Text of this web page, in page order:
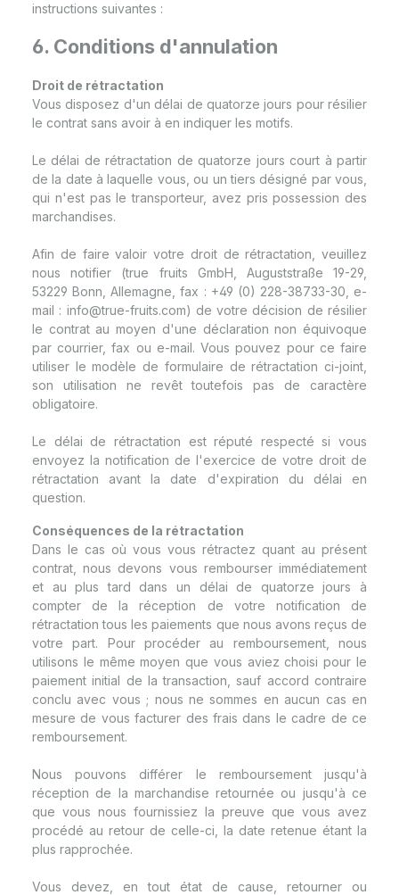
instructions suivantes :
6. Conditions d'annulation
Droit de rétractation
Vous disposez d'un délai de quatorze jours pour résilier
le contrat sans avoir à en indiquer les motifs.
Le délai de rétractation de quatorze jours court à partir
de la date à laquelle vous, ou un tiers désigné par vous,
qui n'est pas le transporteur, avez pris possession des
marchandises.
Afin de faire valoir votre droit de rétractation, veuillez
nous notifier (true fruits GmbH, Auguststraße 19-29,
53229 Bonn, Allemagne, fax : +49 (0) 228-38733-30, e-
mail : info@true-fruits.com) de votre décision de résilier
le contrat au moyen d'une déclaration non équivoque
par courrier, fax ou e-mail. Vous pouvez pour ce faire
utiliser le modèle de formulaire de rétractation ci-joint,
son utilisation ne revêt toutefois pas de caractère
obligatoire.
Le délai de rétractation est réputé respecté si vous
envoyez la notification de l'exercice de votre droit de
rétractation avant la date d'expiration du délai en
question.
Conséquences de la rétractation
Dans le cas où vous vous rétractez quant au présent
contrat, nous devons vous rembourser immédiatement
et au plus tard dans un délai de quatorze jours à
compter de la réception de votre notification de
rétractation tous les paiements que nous avons reçus de
votre part. Pour procéder au remboursement, nous
utilisons le même moyen que vous aviez choisi pour le
paiement initial de la transaction, sauf accord contraire
conclu avec vous ; nous ne sommes en aucun cas en
mesure de vous facturer des frais dans le cadre de ce
remboursement.
Nous pouvons différer le remboursement jusqu'à
réception de la marchandise retournée ou jusqu'à ce
que vous nous fournissiez la preuve que vous avez
procédé au retour de celle-ci, la date retenue étant la
plus rapprochée.
Vous devez, en tout état de cause, retourner ou